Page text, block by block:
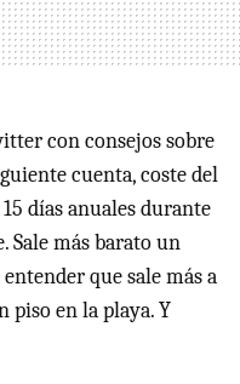
con consejos sobre
cuenta, coste del
días anuales durante
Sale más barato un
que sale más a
piso en la playa. Y